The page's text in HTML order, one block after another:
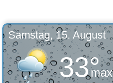
Samstag, 15. August
33°
max